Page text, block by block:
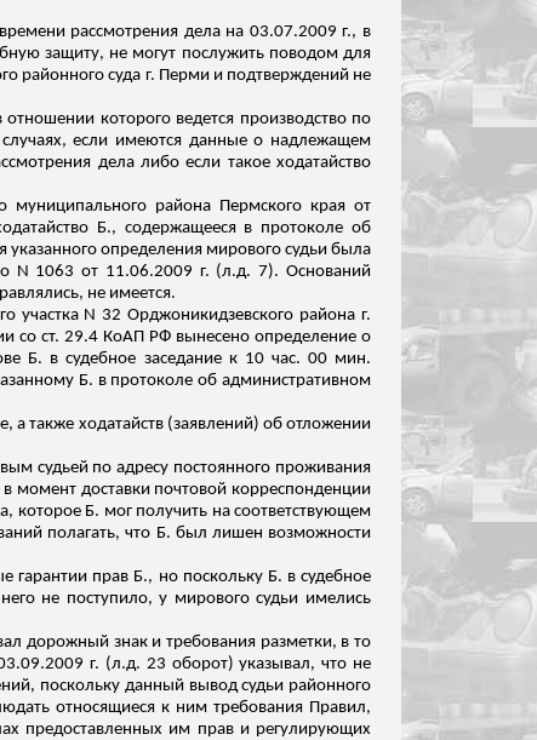
рассмотрения дела на 03.07.2009 г., в
защиту, не могут послужить поводом для
районного суда г. Перми и подтверждений не
которого ведется производство по
если имеются данные о надлежащем
дела либо если такое ходатайство
муниципального района Пермского края от
Б., содержащееся в протоколе об
определения мирового судьи была
N 1063 от 11.06.2009 г. (л.д. 7). Оснований
не имеется.
участка N 32 Орджоникидзевского района г.
со ст. 29.4 КоАП РФ вынесено определение о
Б. в судебное заседание к 10 час. 00 мин.
Б. в протоколе об административном
а также ходатайств (заявлений) об отложении
судьей по адресу постоянного проживания
момент доставки почтовой корреспонденции
которое Б. мог получить насоответствующем
полагать, что Б. был лишен возможности
прав Б., но поскольку Б. в судебное
не поступило, у мирового судьи имелись
дорожный знак и требования разметки, в то
г. (л.д. 23 оборот) указывал, что не
поскольку данный вывод судьи районного
относящиеся к ним требования Правил,
предоставленных им прав и регулирующих